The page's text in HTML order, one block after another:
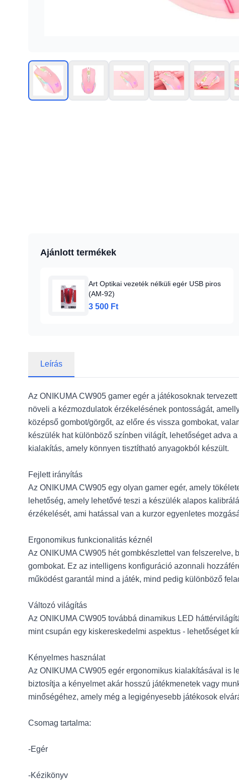
Ajánlott termékek
Art Optikai vezeték nélküli egér USB piros
(AM-92)
3 500 Ft
Leírás
Az ONIKUMA CW905 gamer egér a játékosoknak
növeli a kézmozdulatok érzékelésének pontosságát,
középső gombot/görgőt, az előre és vissza gombokat,
készülék hat különböző színben világít, lehetőséget adva
kialakítás, amely könnyen tisztítható anyagokból készült.
Fejlett irányítás
Az ONIKUMA CW905 egy olyan gamer egér, amely
lehetőség, amely lehetővé teszi a készülék alapos
érzékelését, ami hatással van a kurzor egyenletes
Ergonomikus funkcionalitás kéznél
Az ONIKUMA CW905 hét gombkészlettel van felszerelve,
gombokat. Ez az intelligens konfiguráció azonnali
működést garantál mind a játék, mind pedig különböző
Változó világítás
Az ONIKUMA CW905 továbbá dinamikus LED
mint csupán egy kiskereskedelmi aspektus - lehetőséget
Kényelmes használat
Az ONIKUMA CW905 egér ergonomikus kialakításával is
biztosítja a kényelmet akár hosszú játékmenetek vagy
minőségéhez, amely még a legigényesebb játékosok
Csomag tartalma:
-Egér
-Kézikönyv